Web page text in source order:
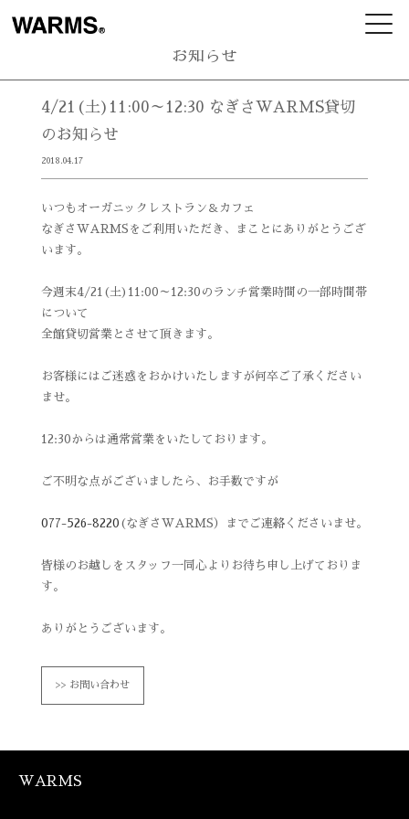
お知らせ
4/21(土)11:00～12:30 なぎさWARMS貸切
のお知らせ
2018.04.17
いつもオーガニックレストラン＆カフェ
なぎさWARMSをご利用いただき、まことにありがとうござ
います。
今週末4/21(土)11:00～12:30のランチ営業時間の一部時間帯
について
全館貸切営業とさせて頂きます。
お客様にはご迷惑をおかけいたしますが何卒ご了承ください
ませ。
12:30からは通常営業をいたしております。
ご不明な点がございましたら、お手数ですが
077-526-8220 (なぎさWARMS）までご連絡くださいませ。
皆様のお越しをスタッフ一同心よりお待ち申し上げておりま
す。
ありがとうございます。
お問い合わせ
WARMS